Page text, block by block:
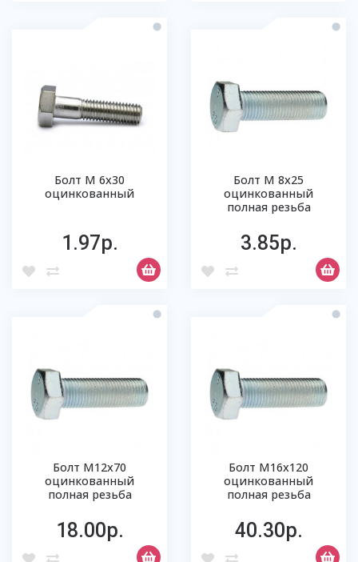
Болт М 6х30
оцинкованный
1.97р.
Болт М 8х25
оцинкованный
полная резьба
3.85р.
Болт М12х70
оцинкованный
полная резьба
18.00р.
Болт М16х120
оцинкованный
полная резьба
40.30р.